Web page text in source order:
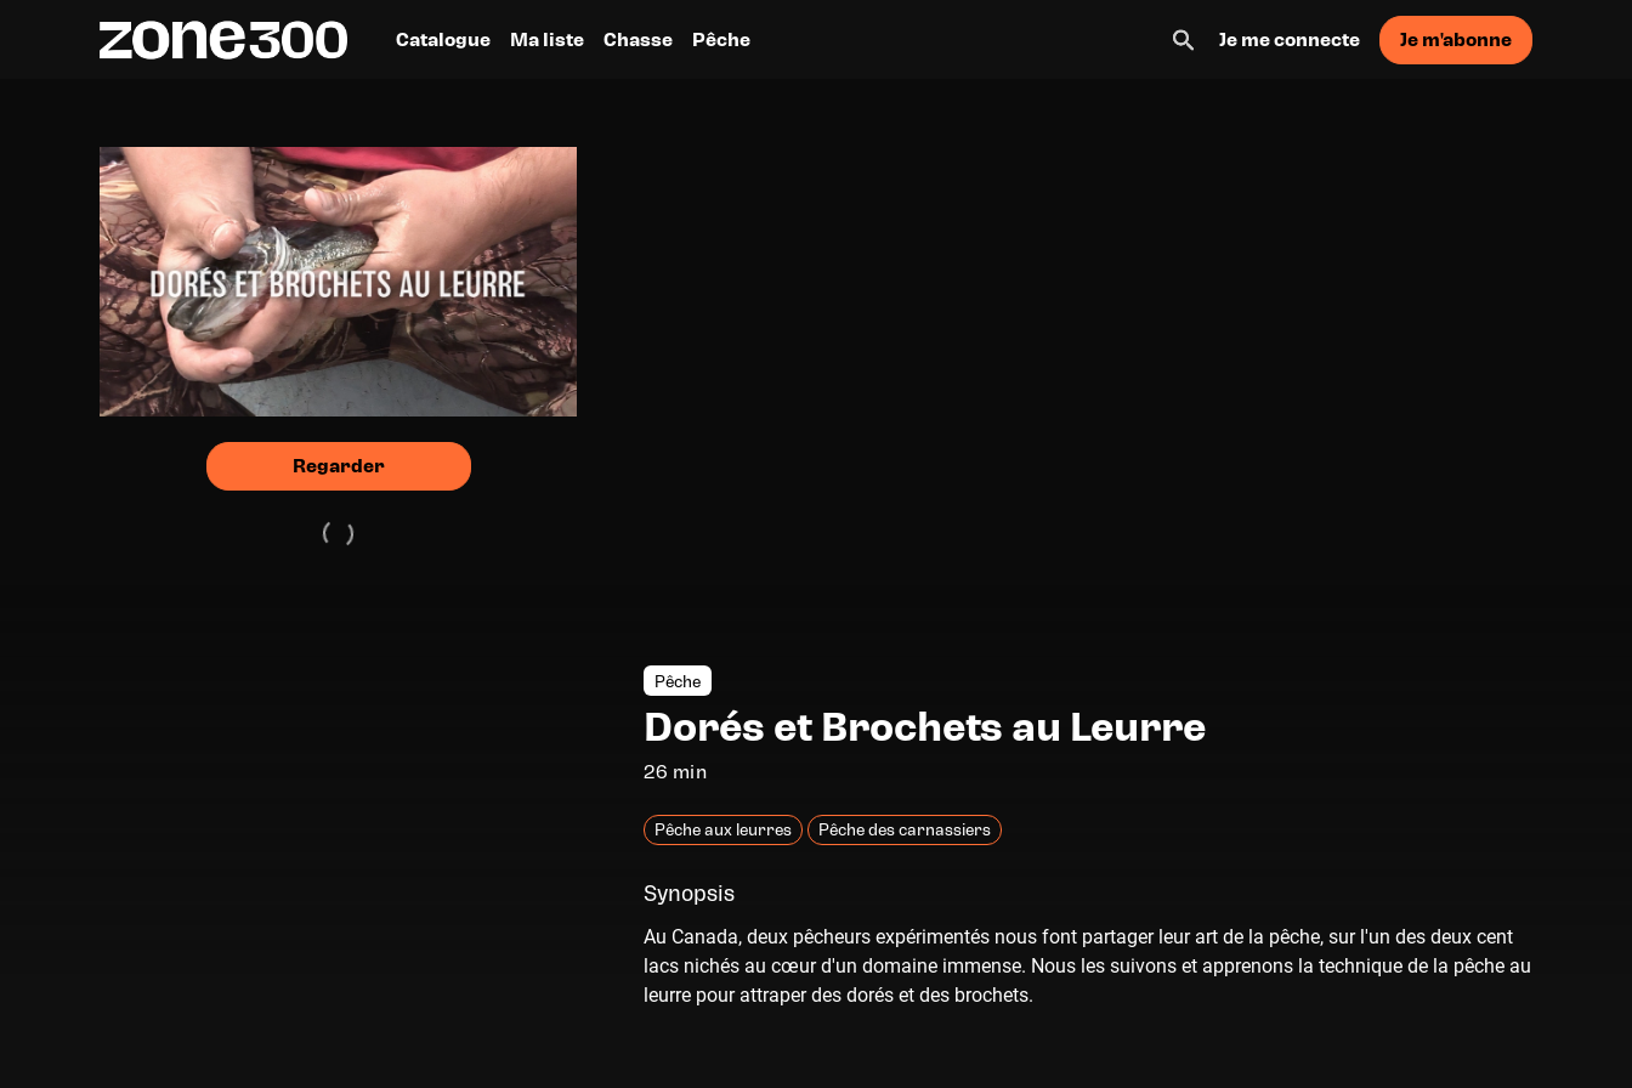
Catalogue Ma liste Chasse Pêche Je me connecte Je m'abonne
Regarder
Pêche
Dorés et Brochets au Leurre
26 min
Pêche aux leurres Pêche des carnassiers
Synopsis
Au Canada, deux pêcheurs expérimentés nous font partager leur art de la pêche, sur l'un des deux cent
lacs nichés au cœur d'un domaine immense. Nous les suivons et apprenons la technique de la pêche au
leurre pour attraper des dorés et des brochets.